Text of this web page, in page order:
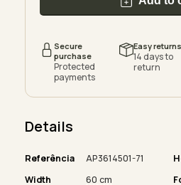
Secure
purchase
Protected
payments
Easy returns
14 days to
return
Details
Referência AP3614501-71
Width
60 cm